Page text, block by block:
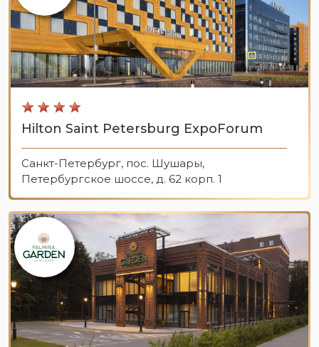
Hilton Saint Petersburg ExpoForum
Санкт-Петербург, пос. Шушары,
Петербургское шоссе, д. 62 корп. 1